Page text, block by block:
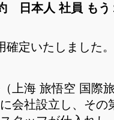
日本人 社員 もう
定いたしました
上海 旅悟空 国際
会社設立し、その